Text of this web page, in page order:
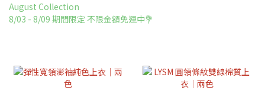
August Collection
8/03 - 8/09 期間限定 不限金額免運中💐